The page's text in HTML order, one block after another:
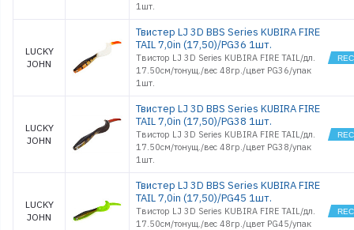
1шт.
LUCKY
JOHN
Твистер LJ 3D BBS Series KUBIRA FIRE
TAIL 7,0in (17,50)/PG36 1шт.
Твистор LJ 3D Series KUBIRA FIRE TAIL/дл.
17.50см/тонущ./вес 48гр./цвет PG36/упак
1шт.
LUCKY
JOHN
Твистер LJ 3D BBS Series KUBIRA FIRE
TAIL 7,0in (17,50)/PG38 1шт.
Твистор LJ 3D Series KUBIRA FIRE TAIL/дл.
17.50см/тонущ./вес 48гр./цвет PG38/упак
1шт.
LUCKY
JOHN
Твистер LJ 3D BBS Series KUBIRA FIRE
TAIL 7,0in (17,50)/PG45 1шт.
Твистор LJ 3D Series KUBIRA FIRE TAIL/дл.
17.50см/тонущ./вес 48гр./цвет PG45/упак